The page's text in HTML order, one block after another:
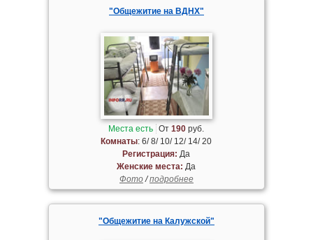
"Общежитие на ВДНХ"
Места есть От190 руб.
Комнаты: 6/ 8/ 10/ 12/ 14/ 20
Регистрация: Да
Женские места: Да
Фото/подробнее
"Общежитие на Калужской"